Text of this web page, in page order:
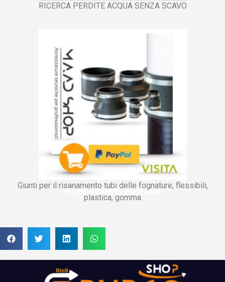
RICERCA PERDITE ACQUA SENZA SCAVO
Giunti per il risanamento tubi delle fognature, flessibili,
plastica, gomma
Ricerca Perdite Piemonte